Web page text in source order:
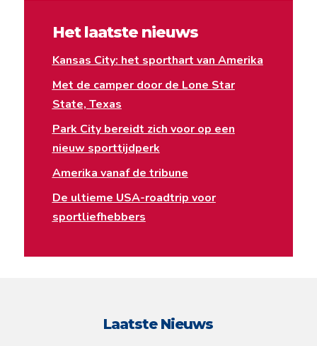
Het laatste nieuws
Kansas City: het sporthart van Amerika
Met de camper door de Lone Star
State, Texas
Park City bereidt zich voor op een
nieuw sporttijdperk
Amerika vanaf de tribune
De ultieme USA-roadtrip voor
sportliefhebbers
Laatste Nieuws